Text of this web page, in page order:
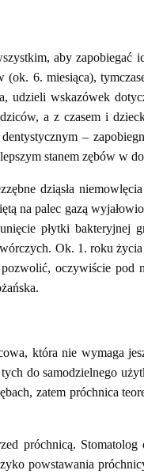
aby zapobiegać
6. miesiąca),
udzieli wskazówek
a z czasem i
–
stanem zębów w
dziąsła
na palec gazą
płytki bakteryjnej
Ok. 1. roku
oczywiście pod
która nie wymaga
do samodzielnego
zatem próchnica
próchnicą.
powstawania